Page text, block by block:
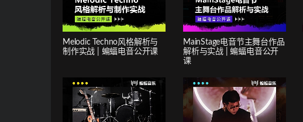
Melodic Techno风格解析与
制作实战 | 蝙蝠电音公开课
MainStage电音节主舞台作品
解析与实战 | 蝙蝠电音公开
课